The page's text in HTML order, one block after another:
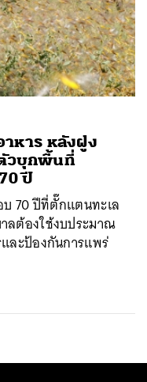
หาร หลังฝูง
วบุกพื้นที่
ปี
บ 70 ปีที่ตั๊กแตนทะเล
ลต้องใช้งบประมาณ
ละป้องกันการแพร่
EMAIL